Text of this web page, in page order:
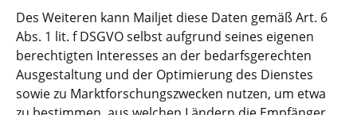
Des Weiteren kann Mailjet diese Daten gemäß Art. 6
Abs. 1 lit. f DSGVO selbst aufgrund seines eigenen
berechtigten Interesses an der bedarfsgerechten
Ausgestaltung und der Optimierung des Dienstes
sowie zu Marktforschungszwecken nutzen, um etwa